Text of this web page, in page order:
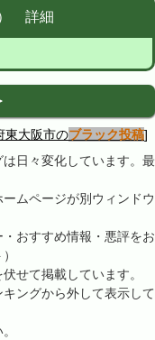
） 詳細
東大阪市のブラック投稿]
日々変化しています。最
ムページが別ウィンドウ
おすすめ情報・悪評をお
せて掲載しています。
ングから外して表示して